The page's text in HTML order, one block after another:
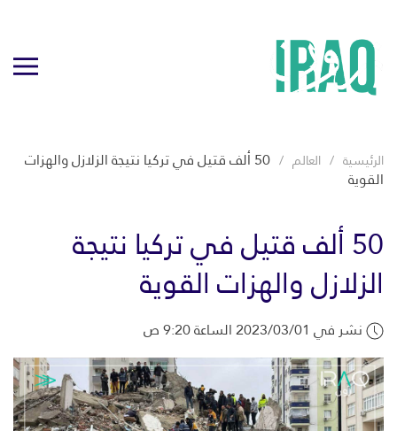
الرئيسية العالم 50 ألف قتيل في تركيا نتيجة الزلازل والهزات
القوية
50 ألف قتيل في تركيا نتيجة
الزلازل والهزات القوية
نشر في 2023/03/01 الساعة 9:20 ص